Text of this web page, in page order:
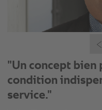
"Il ne s'agit pas
de trouver la
client."